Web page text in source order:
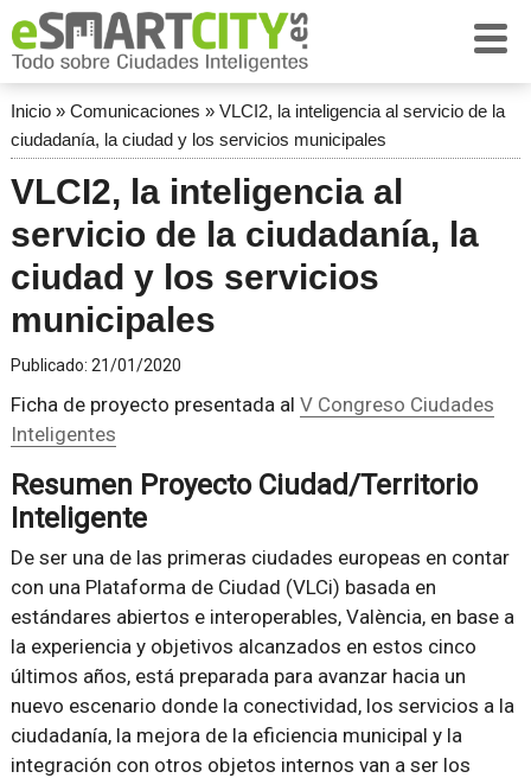
Inicio» Comunicaciones » VLCI2, la inteligencia al servicio de la
ciudadanía, la ciudad y los servicios municipales
VLCI2, la inteligencia al
servicio de la ciudadanía, la
ciudad y los servicios
municipales
Publicado: 21/01/2020
Ficha de proyecto presentada al V Congreso Ciudades
Inteligentes
Resumen Proyecto Ciudad/Territorio
Inteligente
De ser una de las primeras ciudades europeas en contar
con una Plataforma de Ciudad (VLCi) basada en
estándares abiertos e interoperables, València, en base a
la experiencia y objetivos alcanzados en estos cinco
últimos años, está preparada para avanzar hacia un
nuevo escenario donde la conectividad, los servicios a la
ciudadanía, la mejora de la eficiencia municipal y la
integración con otros objetos internos van a ser los